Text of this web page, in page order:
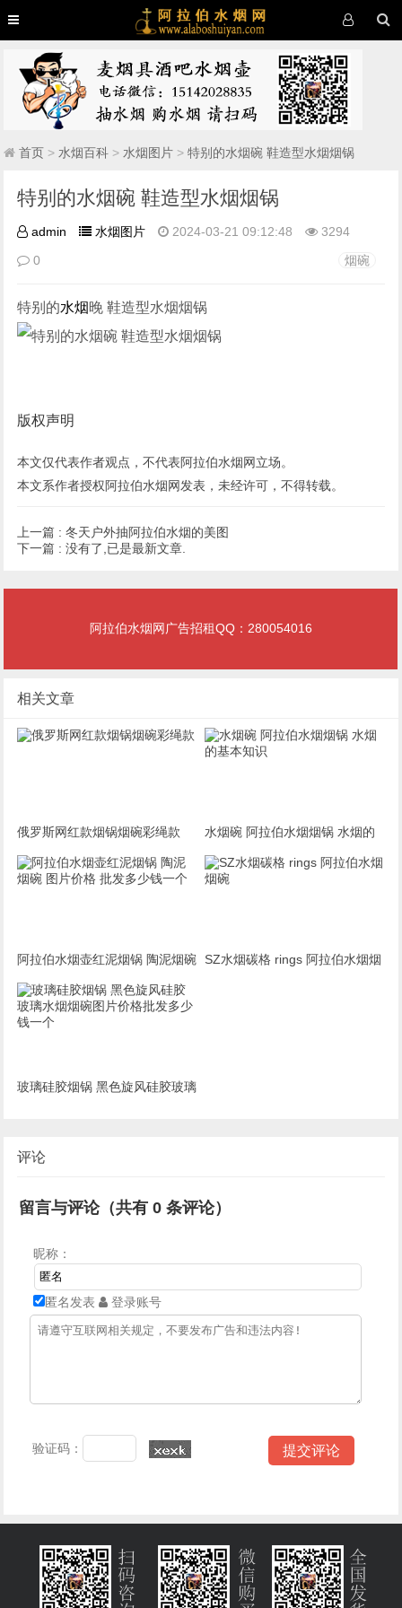
首页 > 水烟百科 > 水烟图片 >特别的水烟碗 鞋造型水烟烟锅
特别的水烟碗 鞋造型水烟烟锅
admin 水烟图片 2024-03-21 09:12:48
3294
0
烟碗
特别的水烟晚 鞋造型水烟烟锅
版权声明
本文仅代表作者观点，不代表阿拉伯水烟网立场。
本文系作者授权阿拉伯水烟网发表，未经许可，不得转载。
上一篇 : 冬天户外抽阿拉伯水烟的美图
下一篇 : 没有了,已是最新文章.
阿拉伯水烟网广告招租QQ：280054016
相关文章
俄罗斯网红款烟锅烟碗彩绳款
水烟碗 阿拉伯水烟烟锅 水烟的
基本知识
阿拉伯水烟壶红泥烟锅 陶泥烟碗
图片价格 批发多少钱一个
SZ水烟碳格 rings 阿拉伯水烟烟
玻璃硅胶烟锅 黑色旋风硅胶玻璃
评论
留言与评论（共有0 条评论）
昵称：
匿名发表 登录账号
验证码：